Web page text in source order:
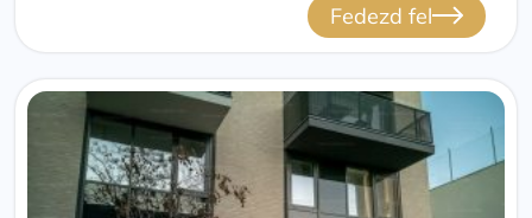
Fedezd fel